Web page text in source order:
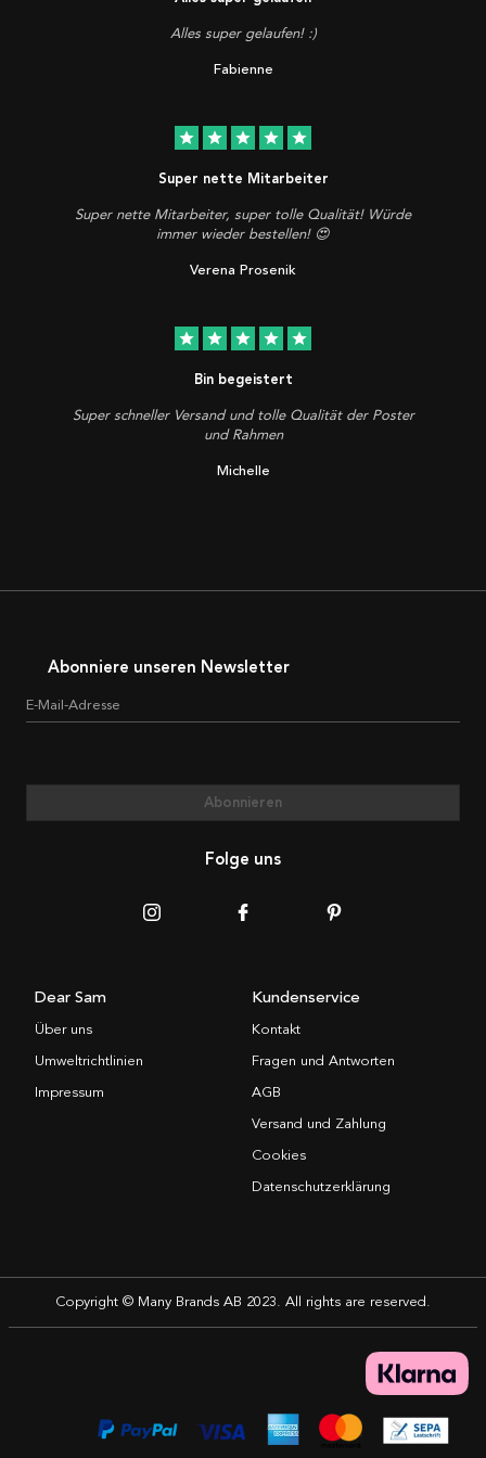
Alles super gelaufen! :)
Fabienne
star star star star star
Super nette Mitarbeiter
Super nette Mitarbeiter, super tolle Qualität! Würde
immer wieder bestellen! 😍
Verena Prosenik
star star star star star
Bin begeistert
Super schneller Versand und tolle Qualität der Poster
und Rahmen
Michelle
Abonniere unseren Newsletter
E-Mail-Adresse
Abonnieren
Folge uns
Dear Sam
Über uns
Umweltrichtlinien
Impressum
Kundenservice
Kontakt
Fragen und Antworten
AGB
Versand und Zahlung
Cookies
Datenschutzerklärung
Copyright © Many Brands AB 2023. All rights are reserved.